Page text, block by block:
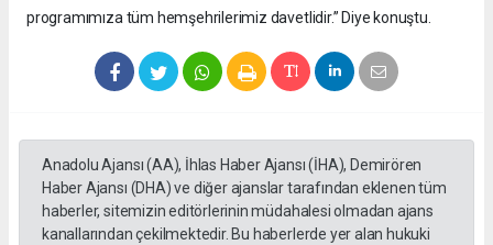
programımıza tüm hemşehrilerimiz davetlidir.” Diye konuştu.
Anadolu Ajansı (AA), İhlas Haber Ajansı (İHA), Demirören
Haber Ajansı (DHA) ve diğer ajanslar tarafından eklenen tüm
haberler, sitemizin editörlerinin müdahalesi olmadan ajans
kanallarından çekilmektedir. Bu haberlerde yer alan hukuki